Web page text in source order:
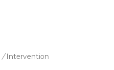
/ Intervention